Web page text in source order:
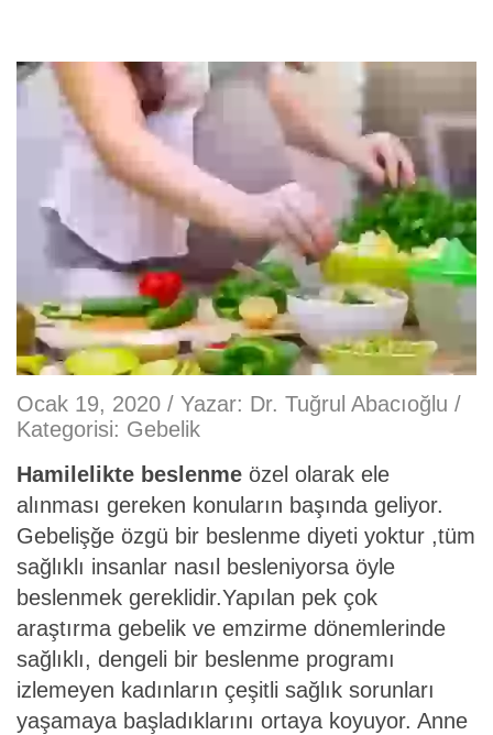
Ocak 19, 2020 / Yazar: Dr. Tuğrul Abacıoğlu /
Kategorisi: Gebelik
Hamilelikte beslenme özel olarak ele
alınması gereken konuların başında geliyor.
Gebelişğe özgü bir beslenme diyeti yoktur ,tüm
sağlıklı insanlar nasıl besleniyorsa öyle
beslenmek gereklidir.Yapılan pek çok
araştırma gebelik ve emzirme dönemlerinde
sağlıklı, dengeli bir beslenme programı
izlemeyen kadınların çeşitli sağlık sorunları
yaşamaya başladıklarını ortaya koyuyor. Anne